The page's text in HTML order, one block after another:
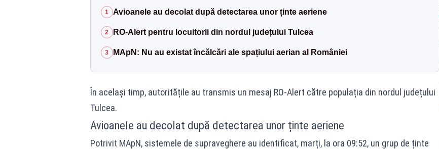
1 Avioanele au decolat după detectarea unor ținte aeriene
2 RO-Alert pentru locuitorii din nordul județului Tulcea
3 MApN: Nu au existat încălcări ale spațiului aerian al României
În același timp, autoritățile au transmis un mesaj RO-Alert către populația din nordul județului
Tulcea.
Avioanele au decolat după detectarea unor ținte aeriene
Potrivit MApN, sistemele de supraveghere au identificat, marți, la ora 09:52, un grup de ținte